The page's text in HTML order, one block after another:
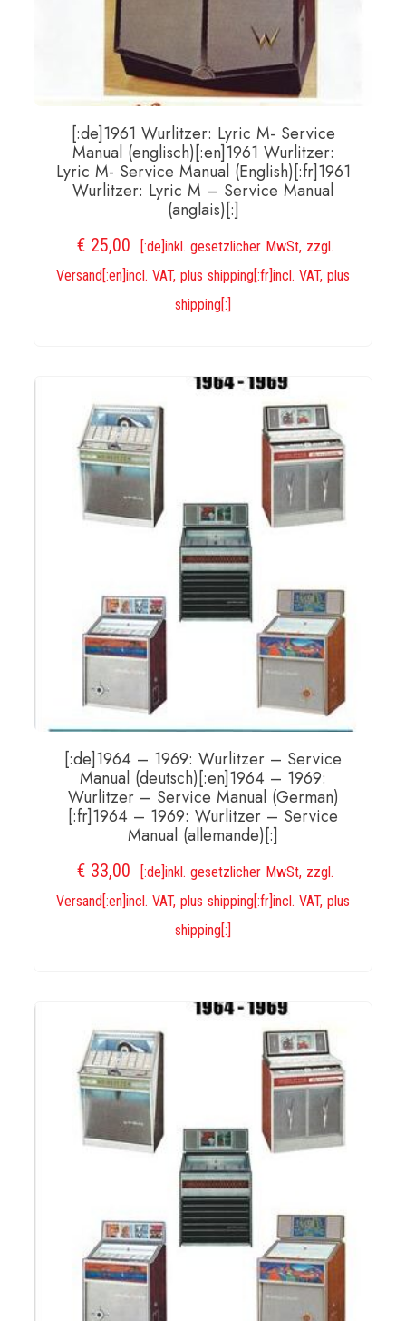
[:de]1961 Wurlitzer: Lyric M- Service
Manual (englisch)[:en]1961 Wurlitzer:
Lyric M- Service Manual (English)[:fr]1961
Wurlitzer: Lyric M – Service Manual
(anglais)[:]
€ 25,00
[:de]inkl. gesetzlicher MwSt, zzgl.
Versand[:en]incl. VAT, plus shipping[:fr]incl. VAT, plus
shipping[:]
IN DEN WARENKORB
[:de]1964 – 1969: Wurlitzer – Service
Manual (deutsch)[:en]1964 – 1969:
Wurlitzer – Service Manual (German)
[:fr]1964 – 1969: Wurlitzer – Service
Manual (allemande)[:]
€ 33,00
[:de]inkl. gesetzlicher MwSt, zzgl.
Versand[:en]incl. VAT, plus shipping[:fr]incl. VAT, plus
shipping[:]
IN DEN WARENKORB